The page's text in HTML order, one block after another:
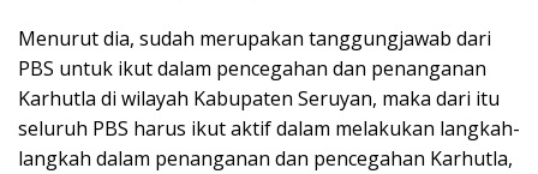
Menurut dia, sudah merupakan tanggungjawab dari
PBS untuk ikut dalam pencegahan dan penanganan
Karhutla di wilayah Kabupaten Seruyan, maka dari itu
seluruh PBS harus ikut aktif dalam melakukan langkah-
langkah dalam penanganan dan pencegahan Karhutla,